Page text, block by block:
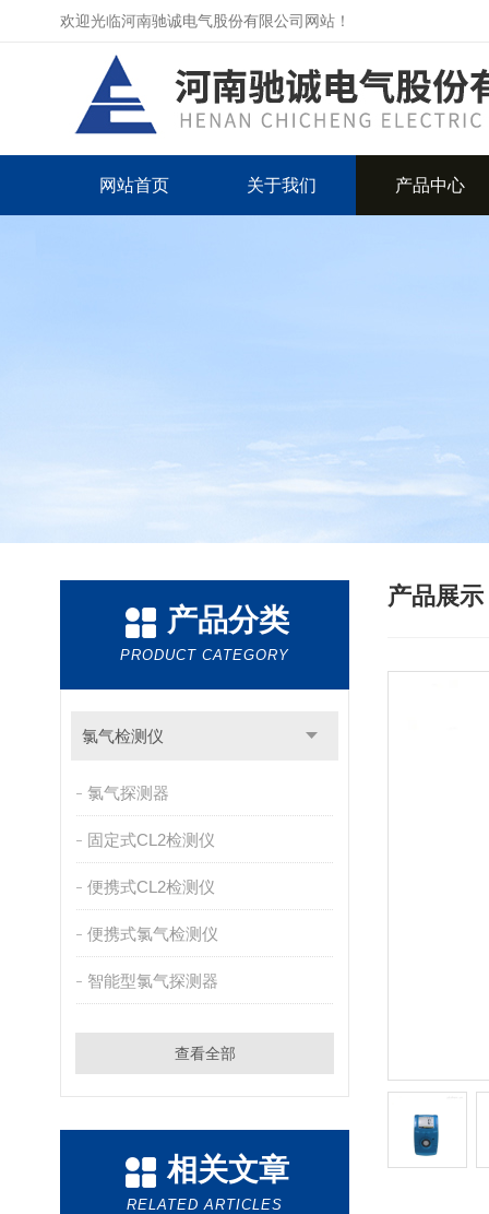
欢迎光临河南驰诚电气股份有限公司网站！
网站首页 关于我们 产品中心
产品分类
PRODUCT CATEGORY
氯气检测仪
氯气探测器
固定式CL2检测仪
便携式CL2检测仪
便携式氯气检测仪
智能型氯气探测器
查看全部
相关文章
RELATED ARTICLES
产品展示